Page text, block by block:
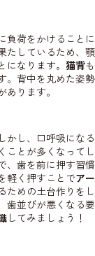
負荷をかけることに
たしているため、顎
なります。 猫背も
。背中を丸めた姿勢
ります。
かし、口呼吸になる
ことが多くなってし
、歯を前に押す習慣
軽く押すことでアー
ための土台作りをし
歯並びが悪くなる要
してみましょう！